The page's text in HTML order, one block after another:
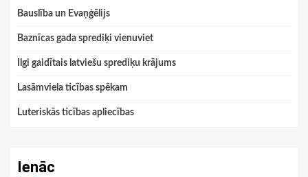
Bauslība un Evaņģēlijs
Baznīcas gada sprediķi vienuviet
Ilgi gaidītais latviešu sprediķu krājums
Lasāmviela ticības spēkam
Luteriskās ticības apliecības
Ienāc